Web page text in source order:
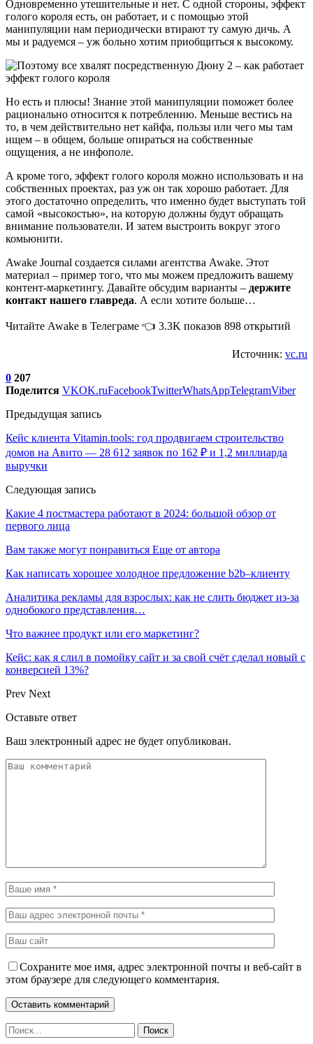
Одновременно утешительные и нет. С одной стороны, эффект
голого короля есть, он работает, и с помощью этой
манипуляции нам периодически втирают ту самую дичь. А
мы и радуемся – уж больно хотим приобщиться к высокому.
Но есть и плюсы! Знание этой манипуляции поможет более
рационально относится к потреблению. Меньше вестись на
то, в чем действительно нет кайфа, пользы или чего мы там
ищем – в общем, больше опираться на собственные
ощущения, а не инфополе.
А кроме того, эффект голого короля можно использовать и на
собственных проектах, раз уж он так хорошо работает. Для
этого достаточно определить, что именно будет выступать той
самой «высокостью», на которую должны будут обращать
внимание пользователи. И затем выстроить вокруг этого
комьюнити.
Awake Journal создается силами агентства Awake. Этот
материал – пример того, что мы можем предложить вашему
контент-маркетингу. Давайте обсудим варианты – держите
контакт нашего главреда. А если хотите больше…
Читайте Awake в Телеграме 👈 3.3K показов 898 открытий
Источник: vc.ru
0 207
Поделится VKOK.ruFacebookTwitterWhatsAppTelegramViber
Предыдущая запись
Кейс клиента Vitamin.tools: год продвигаем строительство
домов на Авито — 28 612 заявок по 162 ₽ и 1,2 миллиарда
выручки
Следующая запись
Какие 4 постмастера работают в 2024: большой обзор от
первого лица
Вам также могут понравиться Еще от автора
Как написать хорошее холодное предложение b2b–клиенту
Аналитика рекламы для взрослых: как не слить бюджет из-за
однобокого представления…
Что важнее продукт или его маркетинг?
Кейс: как я слил в помойку сайт и за свой счёт сделал новый с
конверсией 13%?
Prev Next
Оставьте ответ
Ваш электронный адрес не будет опубликован.
Сохраните мое имя, адрес электронной почты и веб-сайт в
этом браузере для следующего комментария.